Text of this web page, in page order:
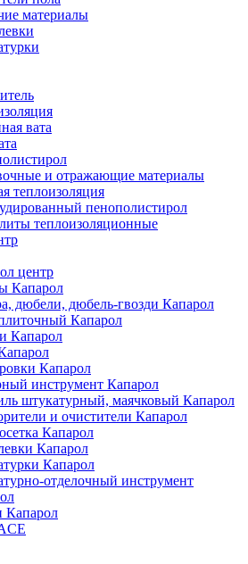
материалы
вата
и отражающие материалы
теплоизоляция
пенополистирол
теплоизоляционные
центр
Капарол
дюбели, дюбель-гвозди Капарол
Капарол
Капарол
Капарол
инструмент Капарол
штукатурный, маячковый Капарол
и очистители Капарол
Капарол
Капарол
Капарол
отделочный инструмент
Капарол